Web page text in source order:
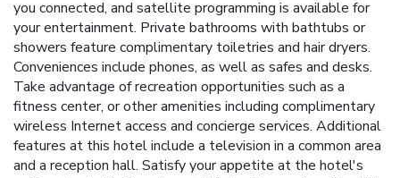
you connected, and satellite programming is available for
your entertainment. Private bathrooms with bathtubs or
showers feature complimentary toiletries and hair dryers.
Conveniences include phones, as well as safes and desks.
Take advantage of recreation opportunities such as a
fitness center, or other amenities including complimentary
wireless Internet access and concierge services. Additional
features at this hotel include a television in a common area
and a reception hall. Satisfy your appetite at the hotel's